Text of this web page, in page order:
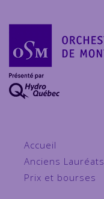
Accueil
Anciens Lauréats
Prix et bourses